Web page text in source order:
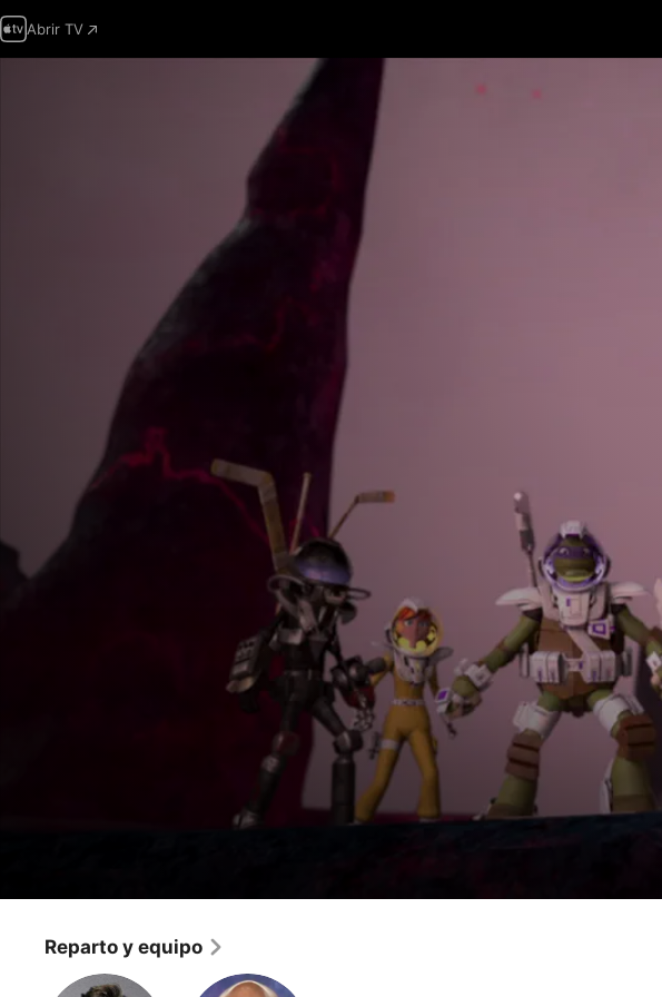
Abrir TV
El fuego eterno
Para toda la familia Animación
Reparto y equipo